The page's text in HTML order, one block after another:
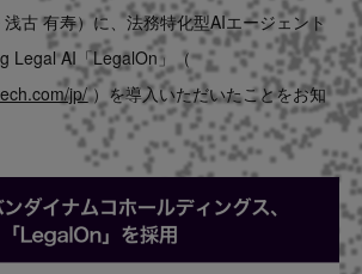
古 有寿）に、法務特化型AIエージェント
Legal AI「LegalOn」（
jp/）を導入いただいたことをお知